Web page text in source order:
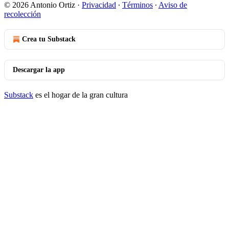
© 2026 Antonio Ortiz · Privacidad ∙ Términos ∙ Aviso de
recolección
Crea tu Substack
Descargar la app
Substack es el hogar de la gran cultura